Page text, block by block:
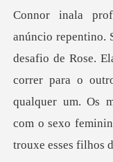
correr para o
qualquer um. Os